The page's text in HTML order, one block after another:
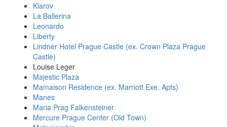
Klarov
La Ballerina
Leonardo
Liberty
Lindner Hotel Prague Castle (ex. Crown Plaza Prague
Castle)
Louise Leger
Majestic Plaza
Mamaison Residence (ex. Marriott Exe. Apts)
Manes
Maria Prag Falkensteiner
Mercure Prague Center (Old Town)